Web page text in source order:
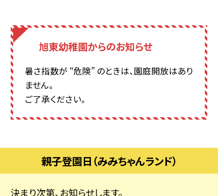
旭東幼稚園からのお知らせ
暑さ指数が “危険” のときは、園庭開放はあり
ません。
ご了承ください。
親子登園日（みみちゃんランド）
決まり次第、お知らせします。